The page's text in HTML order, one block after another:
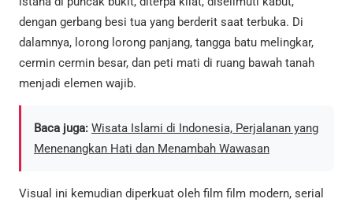
dengan gerbang besi tua yang berderit saat terbuka. Di
dalamnya, lorong lorong panjang, tangga batu melingkar,
cermin cermin besar, dan peti mati di ruang bawah tanah
menjadi elemen wajib.
Baca juga: Wisata Islami di Indonesia, Perjalanan yang
Menenangkan Hati dan Menambah Wawasan
Visual ini kemudian diperkuat oleh film film modern, serial